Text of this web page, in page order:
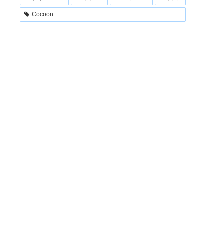
Cocoon